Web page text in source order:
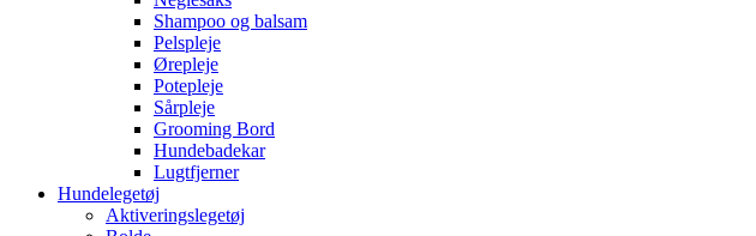
Shampoo og balsam
Pelspleje
Ørepleje
Potepleje
Sårpleje
Grooming Bord
Hundebadekar
Lugtfjerner
Hundelegetøj
Aktiveringslegetøj